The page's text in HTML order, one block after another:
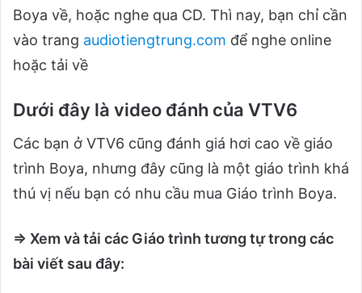
Boya về, hoặc nghe qua CD. Thì nay, bạn chỉ cần
vào trang audiotiengtrung.com để nghe online
hoặc tải về
Dưới đây là video đánh của VTV6
Các bạn ở VTV6 cũng đánh giá hơi cao về giáo
trình Boya, nhưng đây cũng là một giáo trình khá
thú vị nếu bạn có nhu cầu mua Giáo trình Boya.
⇒ Xem và tải các Giáo trình tương tự trong các
bài viết sau đây: